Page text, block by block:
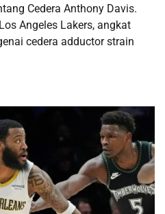
Cedera Anthony Davis.
Angeles Lakers, angkat
cedera adductor strain